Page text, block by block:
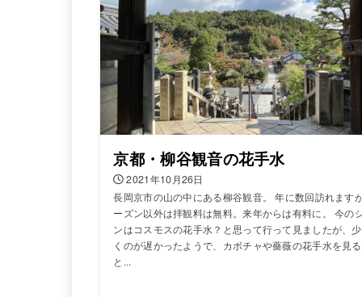
京都・柳谷観音の花手水
2021年10月26日
長岡京市の山の中にある柳谷観音。 年に数回訪れます
ーズン以外は拝観料は無料。来年からは有料に。 今の
ンはコスモスの花手水？と思って行って見ましたが、
くのが遅かったようで、カボチャや薔薇の花手水を見
と...